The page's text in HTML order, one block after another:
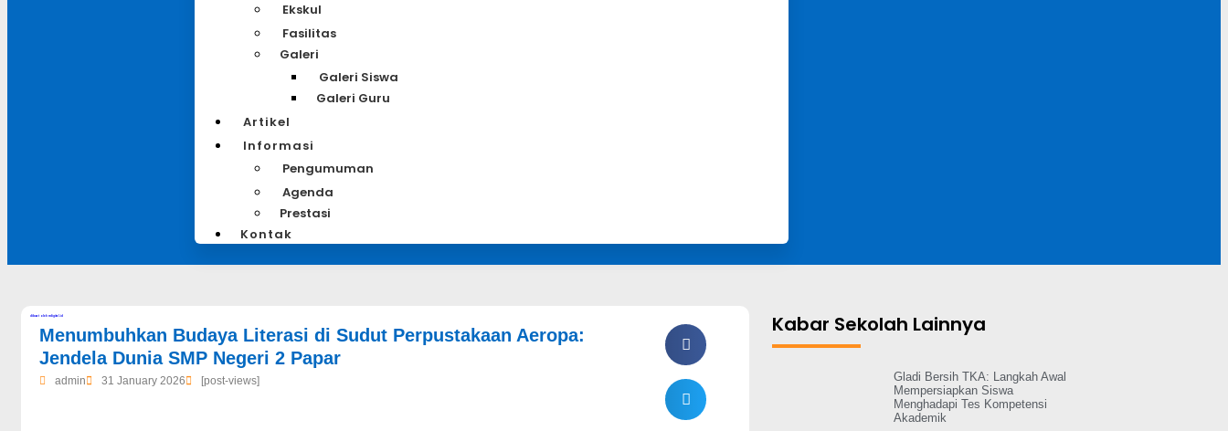
Ekskul
Fasilitas
Galeri
Galeri Siswa
Galeri Guru
Artikel
Informasi
Pengumuman
Agenda
Prestasi
Kontak
Menumbuhkan Budaya Literasi di Sudut Perpustakaan Aeropa:
Jendela Dunia SMP Negeri 2 Papar
admin 31 January 2026 [post-views]
dibuat oleh rrdigital.id Kabar Sekolah Lainnya
Gladi Bersih TKA: Langkah Awal
Mempersiapkan Siswa
Menghadapi Tes Kompetensi
Akademik